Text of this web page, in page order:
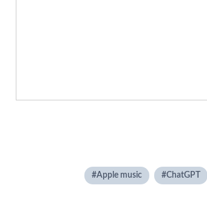
Apple music ChatGPT